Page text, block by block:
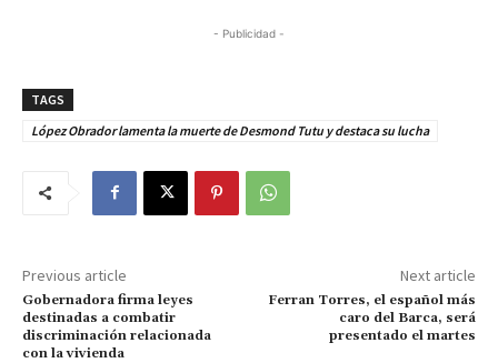
- Publicidad -
TAGS
López Obrador lamenta la muerte de Desmond Tutu y destaca su lucha
Previous article
Gobernadora firma leyes
destinadas a combatir
discriminación relacionada
con la vivienda
Next article
Ferran Torres, el español más
caro del Barca, será
presentado el martes